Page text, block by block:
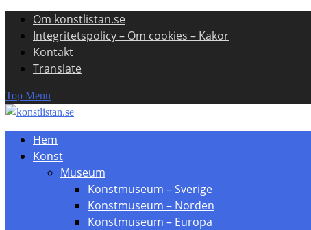
Skip
content
Om konstlistan.se
Integritetspolicy – Om cookies – Kakor
Kontakt
Translate
Top Menu
Hem
Konst
Museum
Konstmuseum – Sverige
Konstmuseum – Norden
Konstmuseum – Europa